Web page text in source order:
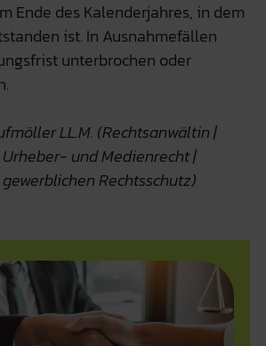
Ende des Kalenderjahres, in dem
ist. In Ausnahmefällen
unterbrochen oder
LL.M. (Rechtsanwältin |
und Medienrecht |
Rechtsschutz)